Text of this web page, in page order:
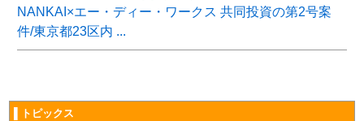
NANKAI×エー・ディー・ワークス 共同投資の第2号案
件/東京都23区内 ...
▌トピックス